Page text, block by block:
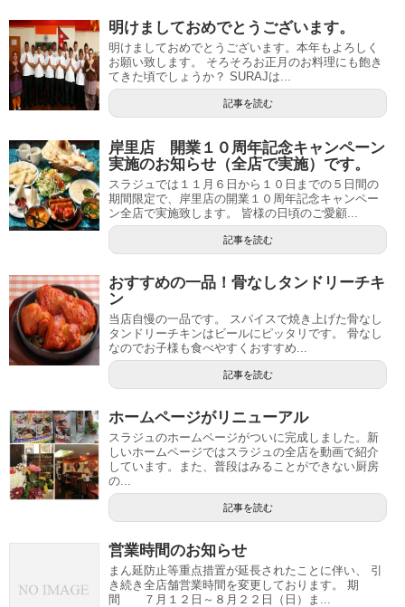
明けましておめでとうございます。
明けましておめでとうございます。本年もよろしく
お願い致します。 そろそろお正月のお料理にも飽き
てきた頃でしょうか？ SURAJは...
記事を読む
岸里店 開業１０周年記念キャンペーン
実施のお知らせ（全店で実施）です。
スラジュでは１１月６日から１０日までの５日間の
期間限定で、岸里店の開業１０周年記念キャンペー
ン全店で実施致します。 皆様の日頃のご愛顧...
記事を読む
おすすめの一品！骨なしタンドリーチキ
ン
当店自慢の一品です。 スパイスで焼き上げた骨なし
タンドリーチキンはビールにピッタリです。 骨なし
なのでお子様も食べやすくおすすめ...
記事を読む
ホームページがリニューアル
スラジュのホームページがついに完成しました。新
しいホームページではスラジュの全店を動画で紹介
しています。また、普段はみることができない厨房
の...
記事を読む
営業時間のお知らせ
まん延防止等重点措置が延長されたことに伴い、 引
き続き全店舗営業時間を変更しております。 期
間 ７月１２日～８月２２日（日）ま...